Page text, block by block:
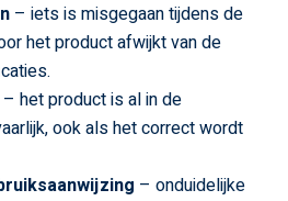
– iets is misgegaan tijdens de
het product afwijkt van de
het product is al in de
ook als het correct wordt
– onduidelijke